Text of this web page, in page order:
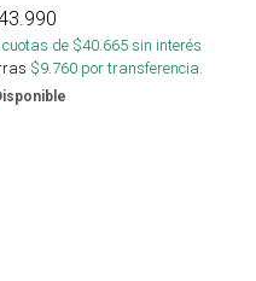
cuotas de $40.665sin interés
$9.760 por transferencia.